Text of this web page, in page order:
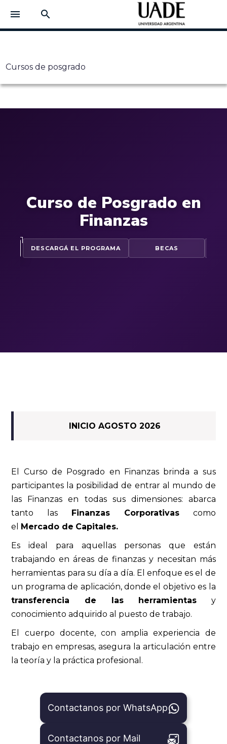
menu search
Cursos de posgrado
Curso de Posgrado en
Finanzas
DESCARGÁ EL PROGRAMA BECAS
INICIO AGOSTO 2026
El Curso de Posgrado en Finanzas brinda a sus
participantes la posibilidad de entrar al mundo de
las Finanzas en todas sus dimensiones: abarca
tanto las Finanzas Corporativascomo
el Mercado de Capitales.
Es ideal para aquellas personas que están
trabajando en áreas de finanzas y necesitan más
herramientas para su día a día. El enfoque es el de
un programa de aplicación, donde el objetivo es la
transferencia de las herramientas y
conocimiento adquirido al puesto de trabajo.
El cuerpo docente, con amplia experiencia de
trabajo en empresas, asegura la articulación entre
la teoría y la práctica profesional.
Contactanos por WhatsApp
Contactanos por Mail